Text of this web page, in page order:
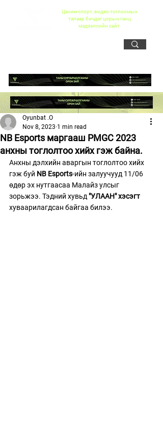
Цахим спорт, видео тоглоомын
талаар бичдэг цорын ганц
мэдээллийн сайт
NB Esports маргааш PMGC 2023
анхны тоглолтоо хийх гэж байна.
Oyunbat .O
Nov 8, 2023 1 min read
Анхны дэлхийн аваргын тоглолтоо хийх
гэж буй NB Esports-ийн залуучууд 11/06
өдөр эх нутгаасаа Малайз улсыг
зорьжээ. Тэдний хувьд "УЛААН" хэсэгт
хуваарилагдсан байгаа билээ.